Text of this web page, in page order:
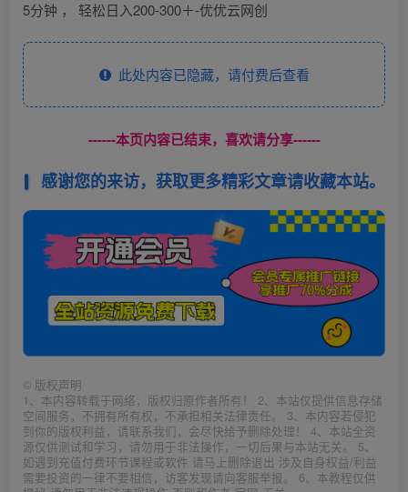
此处内容已隐藏，请付费后查看
------本页内容已结束，喜欢请分享------
感谢您的来访，获取更多精彩文章请收藏本站。
© 版权声明
1、本内容转载于网络，版权归原作者所有！ 2、本站仅提供信息存储
空间服务，不拥有所有权，不承担相关法律责任。 3、本内容若侵犯
到你的版权利益，请联系我们，会尽快给予删除处理！ 4、本站全资
源仅供测试和学习，请勿用于非法操作，一切后果与本站无关。 5、
如遇到充值付费环节课程或软件 请马上删除退出 涉及自身权益/利益
需要投资的一律不要相信，访客发现请向客服举报。 6、本教程仅供